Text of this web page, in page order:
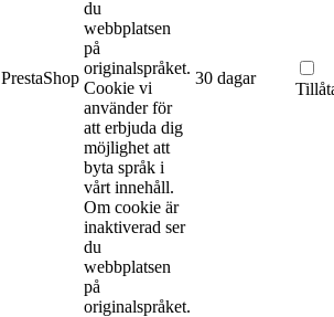
PrestaShop
du
webbplatsen
på
originalspråket.
Cookie vi
använder för
att erbjuda dig
möjlighet att
byta språk i
vårt innehåll.
Om cookie är
inaktiverad ser
du
webbplatsen
på
originalspråket.
30 dagar